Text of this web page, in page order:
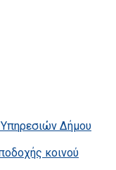
Δήμου
κοινού